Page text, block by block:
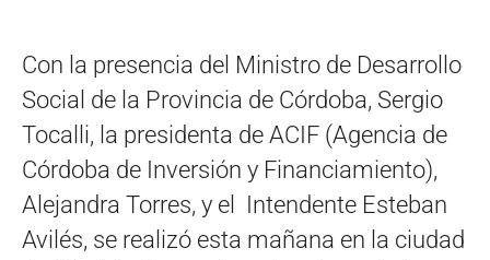
Con la presencia del Ministro de Desarrollo
Social de la Provincia de Córdoba, Sergio
Tocalli, la presidenta de ACIF (Agencia de
Córdoba de Inversión y Financiamiento),
Alejandra Torres, y el Intendente Esteban
Avilés, se realizó esta mañana en la ciudad